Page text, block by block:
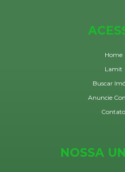
Home
Lamit
Buscar
Anuncie
Contato
NOSSA